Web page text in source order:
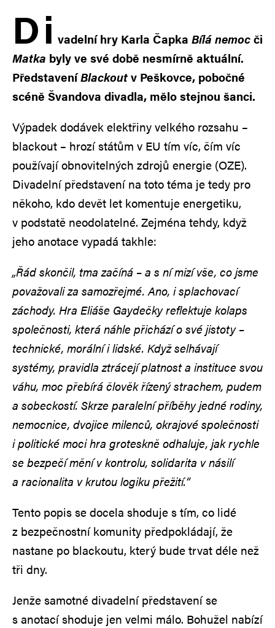
Di vadelní hry Karla Čapka Bílá nemocči
Matka byly ve své době nesmírně aktuální.
PředstaveníBlackoutv Peškovce, pobočné
scéně Švandova divadla, mělo stejnou šanci.
Výpadek dodávek elektřiny velkého rozsahu –
blackout – hrozí státům v EU tím víc, čím víc
používají obnovitelných zdrojů energie (OZE).
Divadelní představení na toto téma je tedy pro
někoho, kdo devět let komentuje energetiku,
v podstatě neodolatelné. Zejména tehdy, když
jeho anotace vypadá takhle:
„Řád skončil, tma začíná – a s ní mizí vše, co jsme
považovali za samozřejmé. Ano, i splachovací
záchody. Hra Eliáše Gaydečky reflektuje kolaps
společnosti, která náhle přichází o své jistoty –
technické, morální i lidské. Když selhávají
systémy, pravidla ztrácejí platnost a instituce svou
váhu, moc přebírá člověk řízený strachem, pudem
a sobeckostí. Skrze paralelní příběhy jedné rodiny,
nemocnice, dvojice milenců, okrajové společnosti
i politické moci hra groteskně odhaluje, jak rychle
se bezpečí mění v kontrolu, solidarita v násilí
a racionalita v krutou logiku přežití.“
Tento popis se docela shoduje s tím, co lidé
z bezpečnostní komunity předpokládají, že
nastane po blackoutu, který bude trvat déle než
tři dny.
Jenže samotné divadelní představení se
s anotací shoduje jen velmi málo. Bohužel nabízí